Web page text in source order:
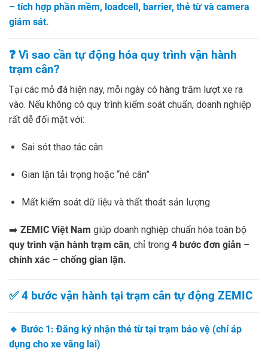
– tích hợp phần mềm, loadcell, barrier, thẻ từ và camera
giám sát.
❓ Vì sao cần tự động hóa quy trình vận hành
trạm cân?
Tại các mỏ đá hiện nay, mỗi ngày có hàng trăm lượt xe ra
vào. Nếu không có quy trình kiểm soát chuẩn, doanh nghiệp
rất dễ đối mặt với:
Sai sót thao tác cân
Gian lận tải trọng hoặc “né cân”
Mất kiểm soát dữ liệu và thất thoát sản lượng
➡️ ZEMIC Việt Nam giúp doanh nghiệp chuẩn hóa toàn bộ
quy trình vận hành trạm cân, chỉ trong 4 bước đơn giản –
chính xác – chống gian lận.
✅ 4 bước vận hành tại trạm cân tự động ZEMIC
🔹 Bước 1: Đăng ký nhận thẻ từ tại trạm bảo vệ (chỉ áp
dụng cho xe vãng lai)